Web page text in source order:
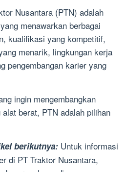
Nusantara (PTN) adalah
menawarkan berbagai
kualifikasi yang kompetitif,
menarik, lingkungan kerja
pengembangan karier yang
ingin mengembangkan
berat, PTN adalah pilihan
berikutnya: Untuk informasi
di PT Traktor Nusantara,